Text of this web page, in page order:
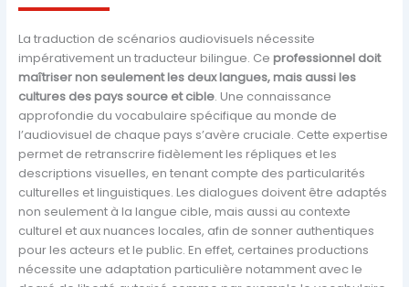
La traduction de scénarios audiovisuels nécessite
impérativement un traducteur bilingue. Ceprofessionnel doit
maîtriser non seulement les deux langues, mais aussi les
cultures des pays source et cible. Une connaissance
approfondie du vocabulaire spécifique au monde de
l’audiovisuel de chaque pays s’avère cruciale. Cette expertise
permet de retranscrire fidèlement les répliques et les
descriptions visuelles, en tenant compte des particularités
culturelles et linguistiques. Les dialogues doivent être adaptés
non seulement à la langue cible, mais aussi au contexte
culturel et aux nuances locales, afin de sonner authentiques
pour les acteurs et le public. En effet, certaines productions
nécessite une adaptation particulière notamment avec le